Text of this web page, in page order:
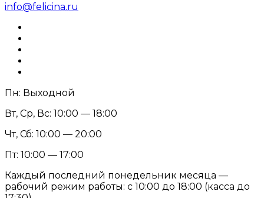
info@felicina.ru
Пн: Выходной
Вт, Ср, Вс: 10:00 — 18:00
Чт, Сб: 10:00 — 20:00
Пт: 10:00 — 17:00
Каждый последний понедельник месяца —
рабочий режим работы: с 10:00 до 18:00 (касса до